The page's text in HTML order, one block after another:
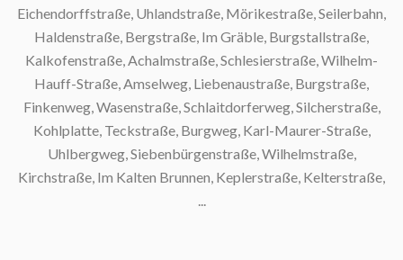
Eichendorffstraße, Uhlandstraße, Mörikestraße, Seilerbahn,
Haldenstraße, Bergstraße, Im Gräble, Burgstallstraße,
Kalkofenstraße, Achalmstraße, Schlesierstraße, Wilhelm-
Hauff-Straße, Amselweg, Liebenaustraße, Burgstraße,
Finkenweg, Wasenstraße, Schlaitdorferweg, Silcherstraße,
Kohlplatte, Teckstraße, Burgweg, Karl-Maurer-Straße,
Uhlbergweg, Siebenbürgenstraße, Wilhelmstraße,
Kirchstraße, Im Kalten Brunnen, Keplerstraße, Kelterstraße,
...